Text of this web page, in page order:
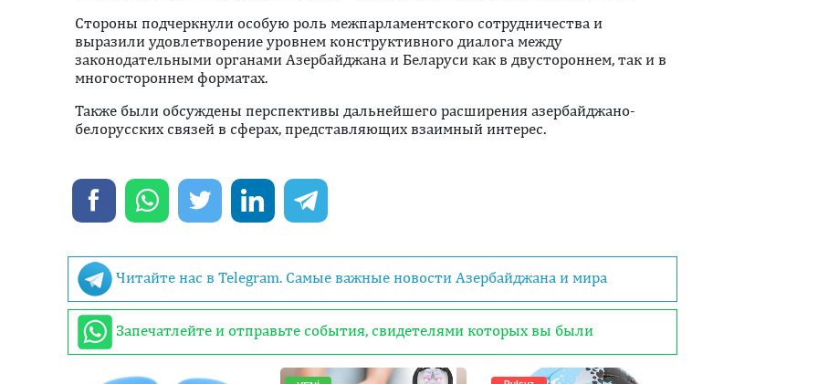
Стороны подчеркнули особую роль межпарламентского сотрудничества и
выразили удовлетворение уровнем конструктивного диалога между
законодательными органами Азербайджана и Беларуси как в двустороннем, так и в
многостороннем форматах.
Также были обсуждены перспективы дальнейшего расширения азербайджано-
белорусских связей в сферах, представляющих взаимный интерес.
Читайте нас в Telegram. Самые важные новости Азербайджана и мира
Запечатлейте и отправьте события, свидетелями которых вы были